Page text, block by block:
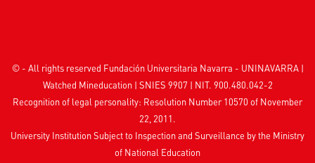
© - All rights reserved Fundación Universitaria Navarra - UNINAVARRA |
Watched Mineducation| SNIES 9907 | NIT. 900.480.042-2
Recognition of legal personality: Resolution Number 10570 of November
22, 2011.
University Institution Subject to Inspection and Surveillance by the Ministry
of National Education